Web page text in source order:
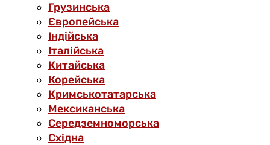
Грузинська
Європейська
Індійська
Італійська
Китайська
Корейська
Кримськотатарська
Мексиканська
Середземноморська
Східна